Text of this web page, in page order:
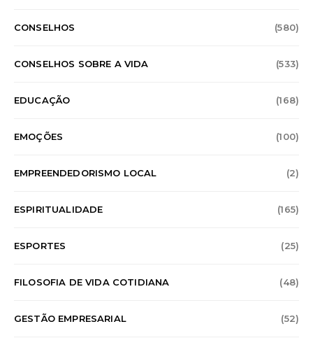
CONSELHOS (580)
CONSELHOS SOBRE A VIDA (533)
EDUCAÇÃO (168)
EMOÇÕES (100)
EMPREENDEDORISMO LOCAL (2)
ESPIRITUALIDADE (165)
ESPORTES (25)
FILOSOFIA DE VIDA COTIDIANA (48)
GESTÃO EMPRESARIAL (52)